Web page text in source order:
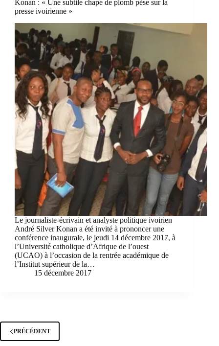
Konan : « Une subtile chape de plomb pèse sur la
presse ivoirienne »
Le journaliste-écrivain et analyste politique ivoirien
André Silver Konan a été invité à prononcer une
conférence inaugurale, le jeudi 14 décembre 2017, à
l’Université catholique d’Afrique de l’ouest
(UCAO) à l’occasion de la rentrée académique de
l’Institut supérieur de la…
15 décembre 2017
PRÉCÉDENT